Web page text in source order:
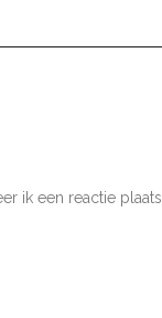
ik een reactie plaats.